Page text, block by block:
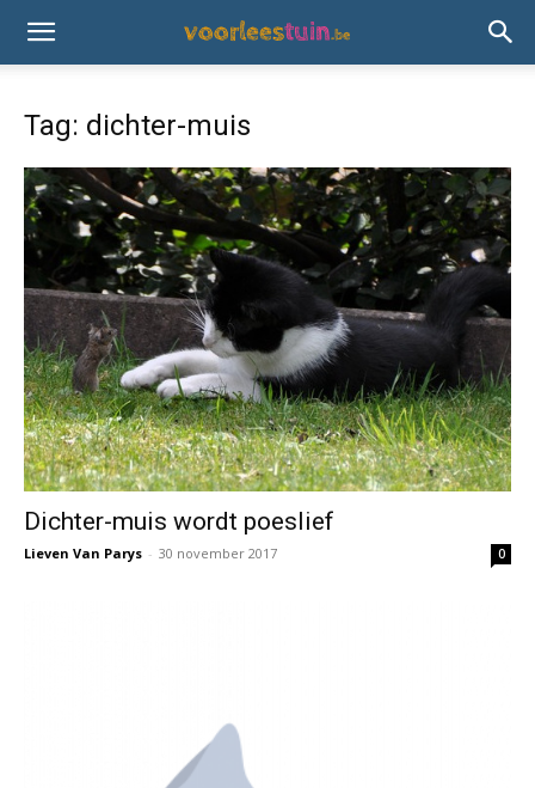
Tag: dichter-muis
Dichter-muis wordt poeslief
Lieven Van Parys - 30 november 2017 0